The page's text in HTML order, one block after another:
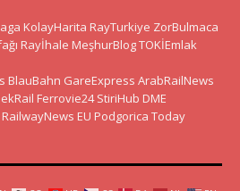
KolayHarita RayTurkiye ZorBulmaca
Rayİhale MeşhurBlogTOKİEmlak
BlauBahn GareExpress ArabRailNews
Ferrovie24 StiriHub DME
RailwayNews EU Podgorica Today